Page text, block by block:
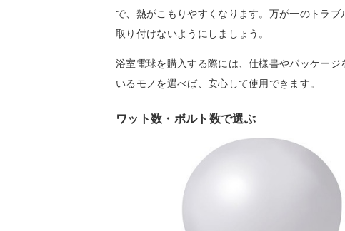
で、熱がこもりやすくなります。万が一のトラ
取り付けないようにしましょう。
浴室電球を購入する際には、仕様書やパッケー
いるモノを選べば、安心して使用できます。
ワット数・ボルト数で選ぶ